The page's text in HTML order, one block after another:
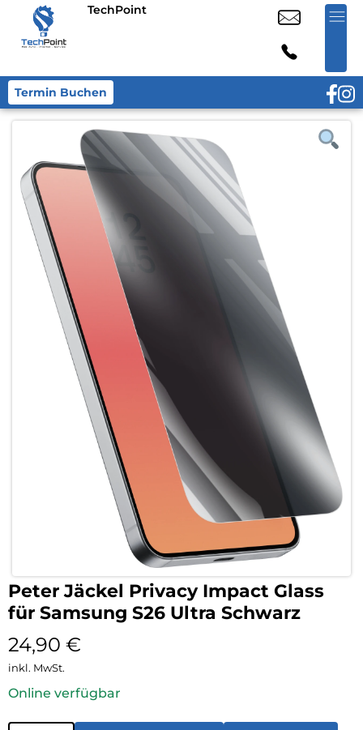
TechPoint
Termin Buchen
Peter Jäckel Privacy Impact Glass
für Samsung S26 Ultra Schwarz
24,90 €
inkl. MwSt.
Online verfügbar